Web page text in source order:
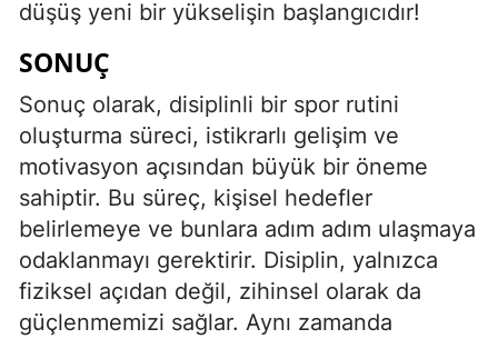
düşüş yeni bir yükselişin başlangıcıdır!
SONUÇ
Sonuç olarak, disiplinli bir spor rutini
oluşturma süreci, istikrarlı gelişim ve
motivasyon açısından büyük bir öneme
sahiptir. Bu süreç, kişisel hedefler
belirlemeye ve bunlara adım adım ulaşmaya
odaklanmayı gerektirir. Disiplin, yalnızca
fiziksel açıdan değil, zihinsel olarak da
güçlenmemizi sağlar. Aynı zamanda